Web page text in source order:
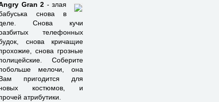
Gran 2 - злая
снова в
Снова кучи
телефонных
снова кричащие
снова грозные
Соберите
мелочи, она
пригодится для
костюмов, и
атрибутики.